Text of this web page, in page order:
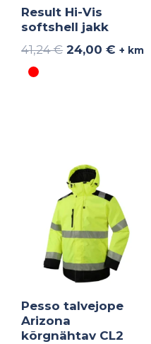
Result Hi-Vis
softshell jakk
41,24€ 24,00€ + km
Pesso talvejope
Arizona
kõrgnähtav CL2